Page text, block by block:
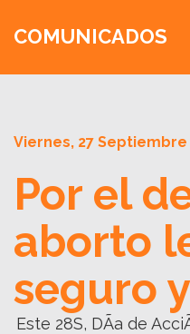
COMUNICADOS
Viernes, 27 Septiembre
Por el
aborto
seguro
Este 28S, DÃ­a de